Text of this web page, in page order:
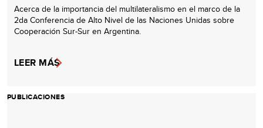
Acerca de la importancia del multilateralismo en el marco de la
2da Conferencia de Alto Nivel de las Naciones Unidas sobre
Cooperación Sur-Sur en Argentina.
LEER MÁS
PUBLICACIONES